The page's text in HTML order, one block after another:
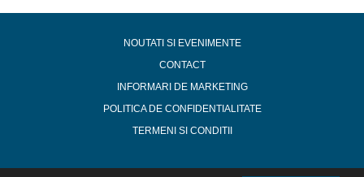
NOUTATI SI EVENIMENTE
CONTACT
INFORMARI DE MARKETING
POLITICA DE CONFIDENTIALITATE
TERMENI SI CONDITII